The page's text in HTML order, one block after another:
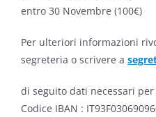
entro 30 Novembre (100€)
Per ulteriori informazioni
segreteria o scrivere a
di seguito dati necessari
Codice IBAN :